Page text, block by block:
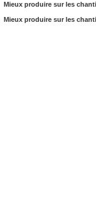
Mieux produire sur les
Mieux produire sur les